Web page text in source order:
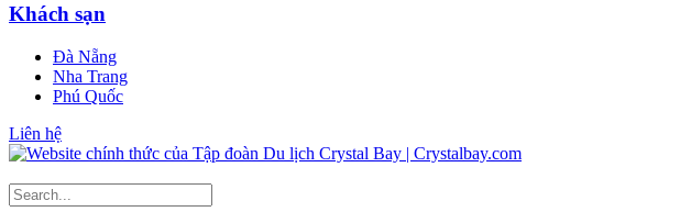
Khách sạn
Đà Nẵng
Nha Trang
Phú Quốc
Liên hệ